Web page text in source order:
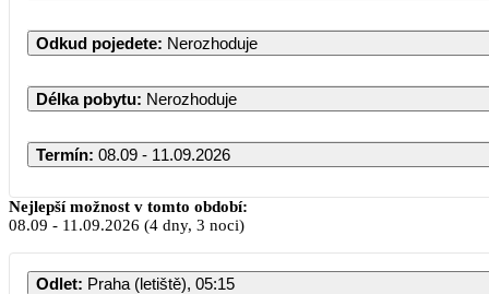
Odkud pojedete: Nerozhoduje
Délka pobytu: Nerozhoduje
Termín: 08.09 - 11.09.2026
Nejlepší možnost v tomto období:
08.09 - 11.09.2026 (4 dny, 3 noci)
Odlet: Praha (letiště), 05:15